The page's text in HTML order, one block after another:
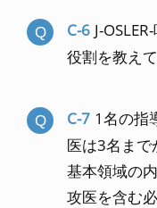
C-6 J-
役割を教え
C-7 1名の指
医は3名まで
基本領域の
攻医を含む